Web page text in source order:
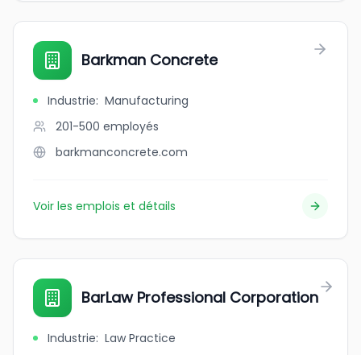
Barkman Concrete
Industrie: Manufacturing
201-500 employés
barkmanconcrete.com
Voir les emplois et détails
BarLaw Professional Corporation
Industrie: Law Practice